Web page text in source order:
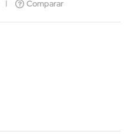
Comparar